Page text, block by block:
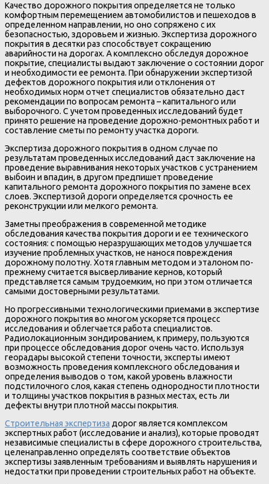
Качество дорожного покрытия определяется не только
комфортным перемещением автомобилистов и пешеходов в
определенном направлении, но оно сопряжено с их
безопасностью, здоровьем и жизнью. Экспертиза дорожного
покрытия в десятки раз способствует сокращению
аварийности на дорогах. А комплексно обследуя дорожное
покрытие, специалисты выдают заключение о состоянии дорог
и необходимости ее ремонта. При обнаружении экспертизой
дефектов дорожного покрытия или отклонения от
необходимых норм отчет специалистов обязательно даст
рекомендации по вопросам ремонта – капитального или
выборочного. С учетом проведенных исследований будет
принято решение на проведение дорожно-ремонтных работ и
составление сметы по ремонту участка дороги.
Экспертиза дорожного покрытия в одном случае по
результатам проведенных исследований даст заключение на
проведение выравнивания некоторых участков с устранением
выбоин и впадин, в другом предпишет проведение
капитального ремонта дорожного покрытия по замене всех
слоев. Экспертизой дороги определяется срочность ее
реконструкции или мелкого ремонта.
Заметны преображения в современной методике
обследования качества покрытия дороги и ее технического
состояния: с помощью неразрушающих методов улучшается
изучение проблемных участков, не нанося повреждения
дорожному полотну. Хотя главным методом и эталоном по-
прежнему считается высверливание кернов, который
представляется самым трудоемким, но при этом отличается
самыми достоверными результатами.
Но прогрессивными технологическими приемами в экспертизе
дорожного покрытия во многом ускоряется процесс
исследования и облегчается работа специалистов.
Радиолокационным зондированием, к примеру, пользуются
при процессе обследования дорог очень часто. Используя
георадары высокой степени точности, эксперты имеют
возможность проведения комплексного обследования и
определения выводов о том, какой уровень влажности
подстилочного слоя, какая степень однородности плотности
и толщины участков покрытия в разных местах, есть ли
дефекты внутри плотной массы покрытия.
Строительная экспертиза дорог является комплексом
экспертных работ (исследование и анализ), которые проводят
независимые специалисты в сфере дорожного строительства,
целенаправленно определять соответствие объектов
экспертизы заявленным требованиям и выявлять нарушения и
недостатки при проведении строительных работ на объекте.